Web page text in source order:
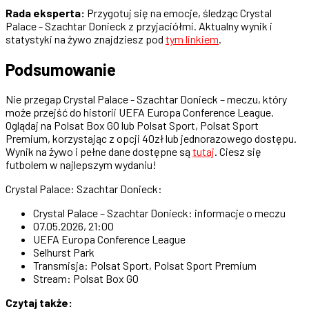
Rada eksperta: Przygotuj się na emocje, śledząc Crystal
Palace - Szachtar Donieck z przyjaciółmi. Aktualny wynik i
statystyki na żywo znajdziesz pod tym linkiem
Podsumowanie
Nie przegap Crystal Palace - Szachtar Donieck – meczu, który
może przejść do historii UEFA Europa Conference League.
Oglądaj na Polsat Box GO lub Polsat Sport, Polsat Sport
Premium, korzystając z opcji 40zł lub jednorazowego dostępu.
Wynik na żywo i pełne dane dostępne sątutaj. Ciesz się
futbolem w najlepszym wydaniu!
Crystal Palace: Szachtar Donieck:
Crystal Palace – Szachtar Donieck: informacje o meczu
07.05.2026, 21:00
UEFA Europa Conference League
Selhurst Park
Transmisja: Polsat Sport, Polsat Sport Premium
Stream: Polsat Box GO
Czytaj także: